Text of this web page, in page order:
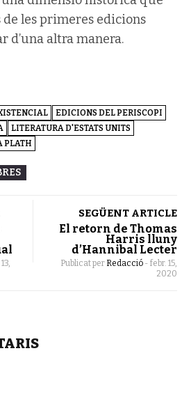
les primeres edicions
d’una altra manera.
EDICIONS DEL PERISCOPI
LITERATURA D'ESTATS UNITS
PLATH
SEGÜENT ARTICLE
El retorn de Thomas
Harris lluny
d’Hannibal Lecter
Publicat per Redacció - febr. 15,
2020